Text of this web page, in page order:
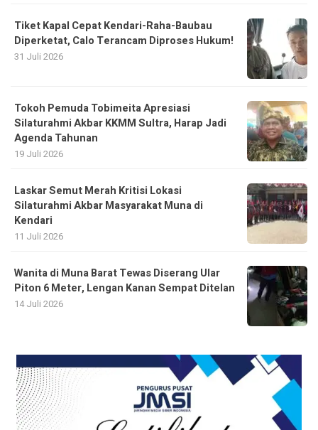
Tiket Kapal Cepat Kendari-Raha-Baubau
Diperketat, Calo Terancam Diproses Hukum!
31 Juli 2026
Tokoh Pemuda Tobimeita Apresiasi
Silaturahmi Akbar KKMM Sultra, Harap Jadi
Agenda Tahunan
19 Juli 2026
Laskar Semut Merah Kritisi Lokasi
Silaturahmi Akbar Masyarakat Muna di
Kendari
11 Juli 2026
Wanita di Muna Barat Tewas Diserang Ular
Piton 6 Meter, Lengan Kanan Sempat Ditelan
14 Juli 2026